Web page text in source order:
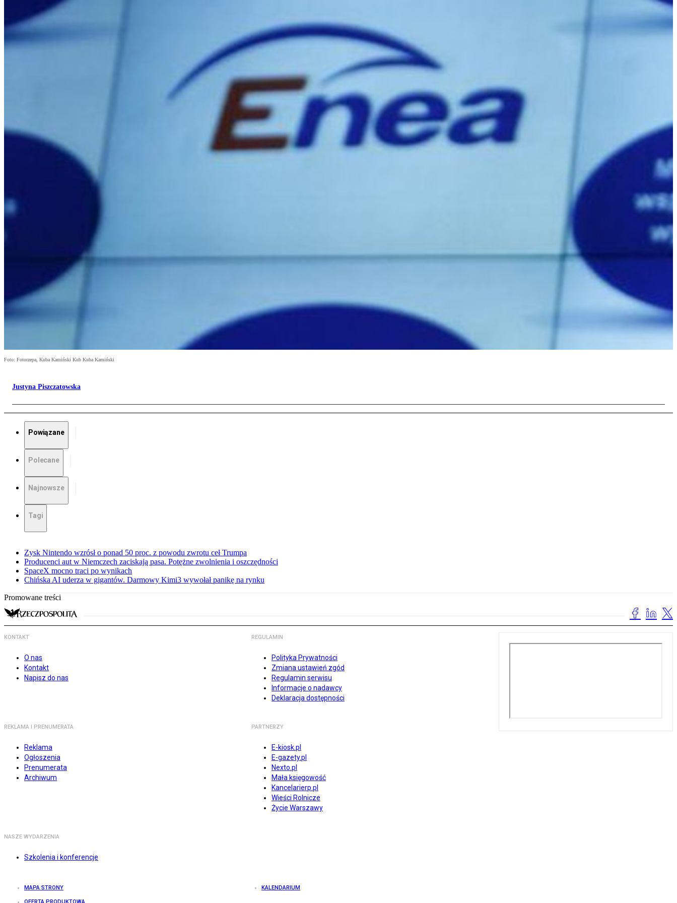
Foto: Fotorzepa, Kuba Kamiński Kub Kuba Kamiński
Justyna Piszczatowska
Powiązane
Polecane
Najnowsze
Tagi
Zysk Nintendo wzrósł o ponad 50 proc. z powodu zwrotu ceł Trumpa
Producenci aut w Niemczech zaciskają pasa. Potężne zwolnienia i oszczędności
SpaceX mocno traci po wynikach
Chińska AI uderza w gigantów. Darmowy Kimi3 wywołał panikę na rynku
Promowane treści
KONTAKT
O nas
Kontakt
Napisz do nas
REGULAMIN
Polityka Prywatności
Zmiana ustawień zgód
Regulamin serwisu
Informacje o nadawcy
Deklaracja dostępności
REKLAMA I PRENUMERATA
Reklama
Ogłoszenia
Prenumerata
Archiwum
PARTNERZY
E-kiosk.pl
E-gazety.pl
Nexto.pl
Mała księgowość
Kancelarierp.pl
Wieści Rolnicze
Życie Warszawy
NASZE WYDARZENIA
Szkolenia i konferencje
MAPA STRONY KALENDARIUM